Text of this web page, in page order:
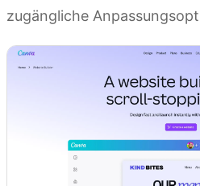
zugängliche